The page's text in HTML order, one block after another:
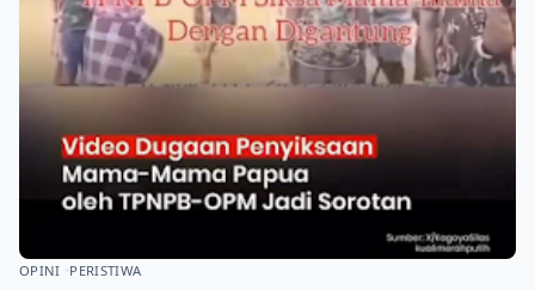
OPINI PERISTIWA